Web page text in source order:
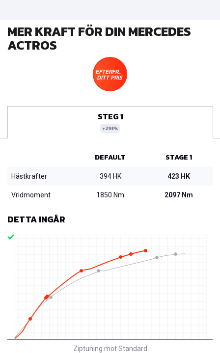
MER KRAFT FÖR DIN MERCEDES
ACTROS
EFTERFRÅGA
DITT PRIS
STEG 1
+29Pk
DEFAULT STAGE 1
Hästkrafter 394 HK 423 HK
Vridmoment 1850 Nm 2097 Nm
DETTA INGÅR
Ziptuning mot Standard